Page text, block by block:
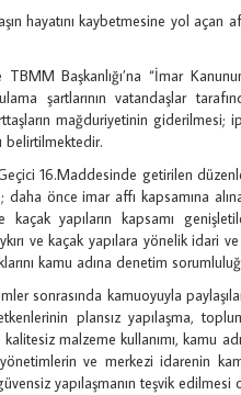
hayatını kaybetmesine yol açan
Başkanlığı’na “İmar
şartlarının vatandaşlar
mağduriyetinin giderilmesi;
belirtilmektedir.
16.Maddesinde getirilen
önce imar affı kapsamına
kaçak yapıların kapsamı
ve kaçak yapılara yönelik idari
kamu adına denetim
sonrasında kamuoyuyla
plansız yapılaşma,
kalitesiz malzeme kullanımı, kamu
ve merkezi idarenin
yapılaşmanın teşvik edilmesi